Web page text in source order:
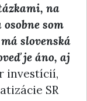
na
som
slovenská
je áno, aj
investícií,
SR